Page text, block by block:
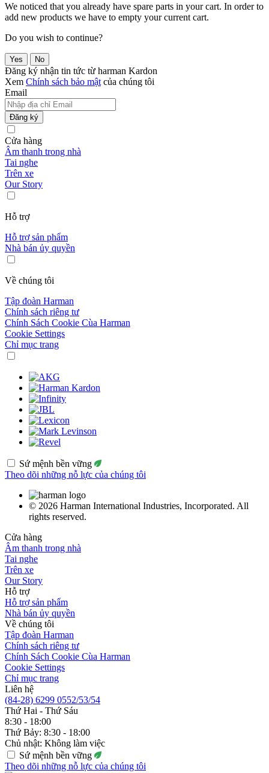
We noticed that you already have spare parts in your cart. In order to
add new products we have to empty your current cart.
Do you wish to continue?
Yes No
Đăng ký nhận tin tức từ harman Kardon
Xem Chính sách bảo mật của chúng tôi
Email
Đăng ký
Cửa hàng
Âm thanh trong nhà
Tai nghe
Trên xe
Our Story
Hỗ trợ
Hỗ trợ sản phẩm
Nhà bán ủy quyền
Về chúng tôi
Tập đoàn Harman
Chính sách riêng tư
Chính Sách Cookie Cùa Harman
Cookie Settings
Chỉ mục trang
Sứ mệnh bền vững
Theo dõi những nỗ lực của chúng tôi
© 2026 Harman International Industries, Incorporated. All
rights reserved.
Cửa hàng
Âm thanh trong nhà
Tai nghe
Trên xe
Our Story
Hỗ trợ
Hỗ trợ sản phẩm
Nhà bán ủy quyền
Về chúng tôi
Tập đoàn Harman
Chính sách riêng tư
Chính Sách Cookie Cùa Harman
Cookie Settings
Chỉ mục trang
Liên hệ
(84-28) 6299 0552/53/54
Thứ Hai - Thứ Sáu
8:30 - 18:00
Thứ Bảy: 8:30 - 18:00
Chủ nhật: Không làm việc
Sứ mệnh bền vững
Theo dõi những nỗ lực của chúng tôi